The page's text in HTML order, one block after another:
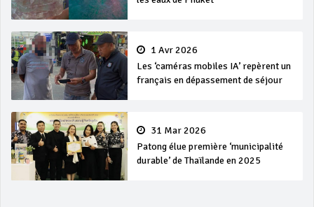
1 Avr 2026
Les ‘caméras mobiles IA’ repèrent un
français en dépassement de séjour
31 Mar 2026
Patong élue première ‘municipalité
durable’ de Thaïlande en 2025